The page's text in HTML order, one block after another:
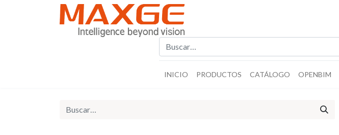
INICIO PRODUCTOS CATÁLOGO OPENBIM